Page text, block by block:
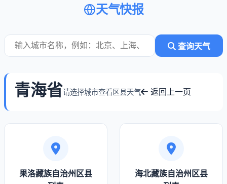
天气快报
查询天气
青海省请选择城市查看区县天气 返回上一页
果洛藏族自治州区县
海北藏族自治州区县